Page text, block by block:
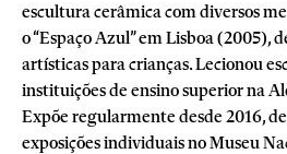
escultura cerâmica com diversos
o “Espaço Azul” em Lisboa (2005),
artísticas para crianças. Lecionou
instituições de ensino superior na
Expõe regularmente desde 2016,
exposições individuais no Museu